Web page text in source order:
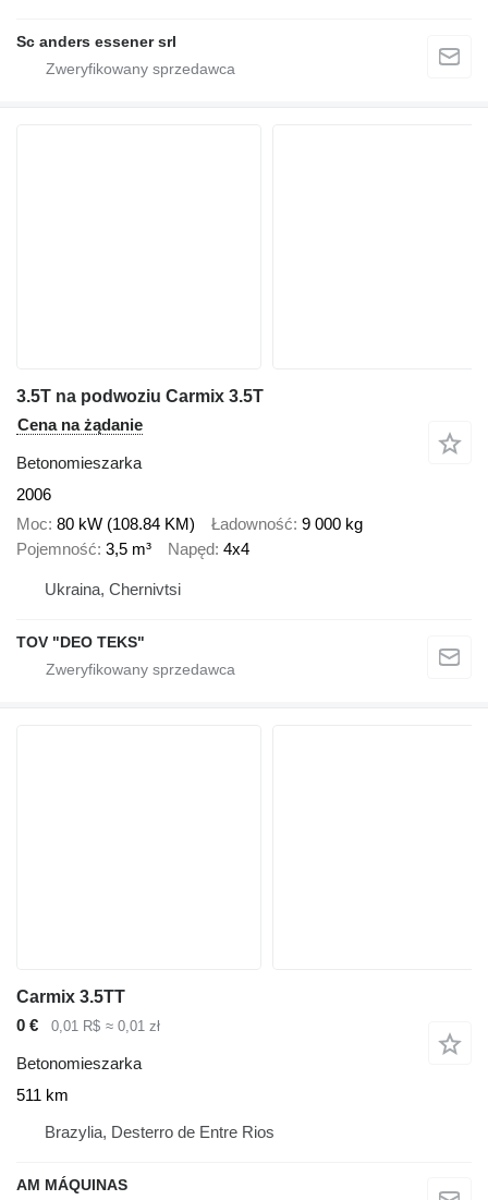
Sc anders essener srl
3.5T na podwoziu Carmix 3.5T
Cena na żądanie
Betonomieszarka
2006
Moc 80 kW (108.84 KM) Ładowność 9 000 kg
Pojemność 3,5 m³ Napęd 4x4
Ukraina, Chernivtsi
TOV "DEO TEKS"
Carmix 3.5TT
0 €
0,01 R$ ≈ 0,01 zł
Betonomieszarka
511 km
Brazylia, Desterro de Entre Rios
AM MÁQUINAS